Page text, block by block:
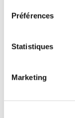
Préférences
Statistiques
Marketing
RÉPARER